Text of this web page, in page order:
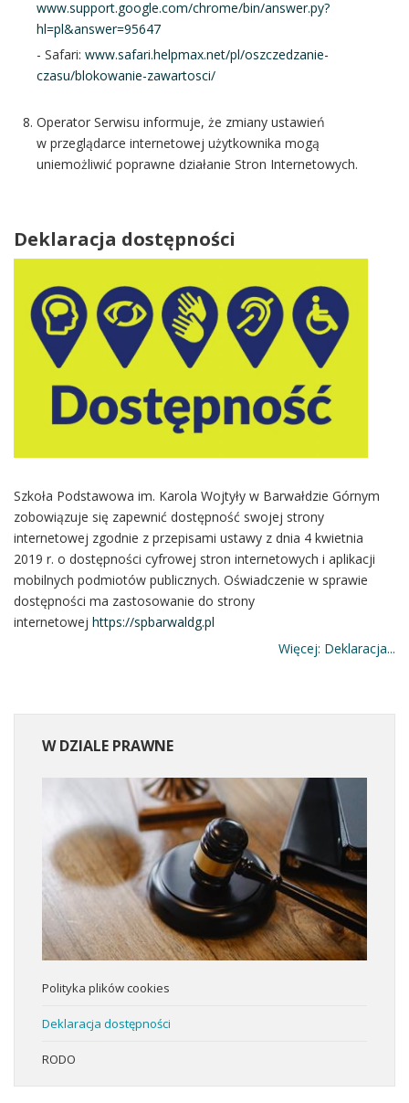
www.support.google.com/chrome/bin/answer.py?
hl=pl&answer=95647
- Safari: www.safari.helpmax.net/pl/oszczedzanie-
czasu/blokowanie-zawartosci/
Operator Serwisu informuje, że zmiany ustawień
w przeglądarce internetowej użytkownika mogą
uniemożliwić poprawne działanie Stron Internetowych.
Deklaracja dostępności
Szkoła Podstawowa im. Karola Wojtyły w Barwałdzie Górnym
zobowiązuje się zapewnić dostępność swojej strony
internetowej zgodnie z przepisami ustawy z dnia 4 kwietnia
2019 r. o dostępności cyfrowej stron internetowych i aplikacji
mobilnych podmiotów publicznych. Oświadczenie w sprawie
dostępności ma zastosowanie do strony
internetowej https://spbarwaldg.pl
Więcej: Deklaracja...
WDZIALE PRAWNE
Polityka plików cookies
Deklaracja dostępności
RODO